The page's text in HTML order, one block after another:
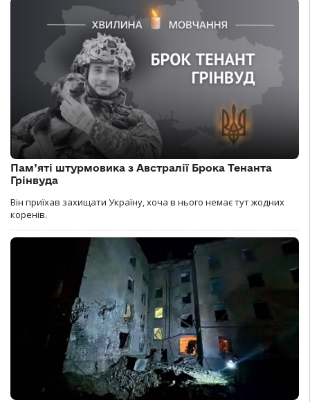
Пам’яті штурмовика з Австралії Брока Тенанта
Грінвуда
Він приїхав захищати Україну, хоча в нього немає тут жодних
коренів.